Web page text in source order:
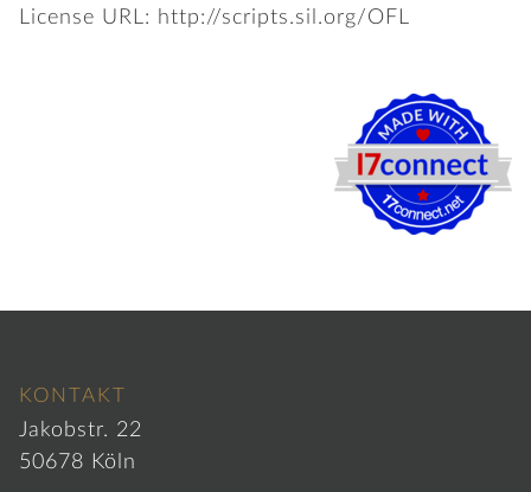
License URL: http://scripts.sil.org/OFL
KONTAKT
Jakobstr. 22
50678 Köln